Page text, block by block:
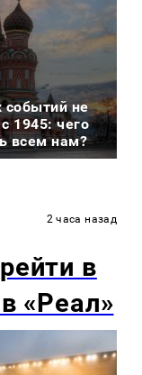
событий не
1945: чего
всем нам?
2 часа назад
в
«Реал»